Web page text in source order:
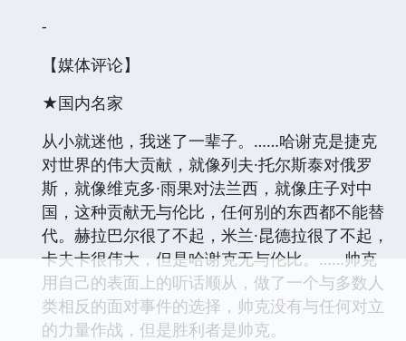
-
【媒体评论】
★国内名家
从小就迷他，我迷了一辈子。……哈谢克是捷克
对世界的伟大贡献，就像列夫·托尔斯泰对俄罗
斯，就像维克多·雨果对法兰西，就像庄子对中
国，这种贡献无与伦比，任何别的东西都不能替
代。赫拉巴尔很了不起，米兰·昆德拉很了不起，
卡夫卡很伟大，但是哈谢克无与伦比。……帅克
用自己的表面上的听话顺从，做了一个与多数人
类相反的面对事件的选择，帅克没有与任何对立
的力量作战，但是胜利者是帅克。